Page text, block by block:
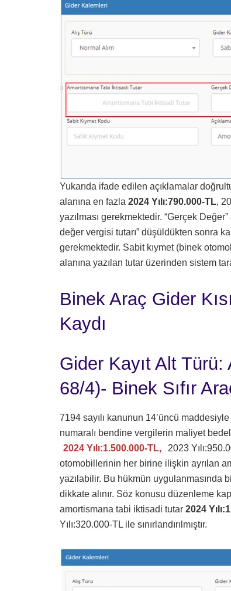
Yukarıda ifade edilen açıklamalar
alanına en fazla 2024 Yılı:790.000-TL,
yazılması gerekmektedir. “Gerçek
değer vergisi tutarı” düşüldükten sonra
gerekmektedir. Sabit kıymet (binek
alanına yazılan tutar üzerinden sistem
Binek Araç Gider
Kaydı
Gider Kayıt Alt
68/4)- Binek Sıfır
7194 sayılı kanunun 14’üncü
numaralı bendine vergilerin maliyet
2024 Yılı:1.500.000-TL,
2023
otomobillerinin her birine ilişkin ayrılan
yazılabilir. Bu hükmün
dikkate alınır. Söz konusu düzenleme
amortismana tabi iktisadi tutar 2024
Yılı:320.000-TL ile sınırlandırılmıştır.